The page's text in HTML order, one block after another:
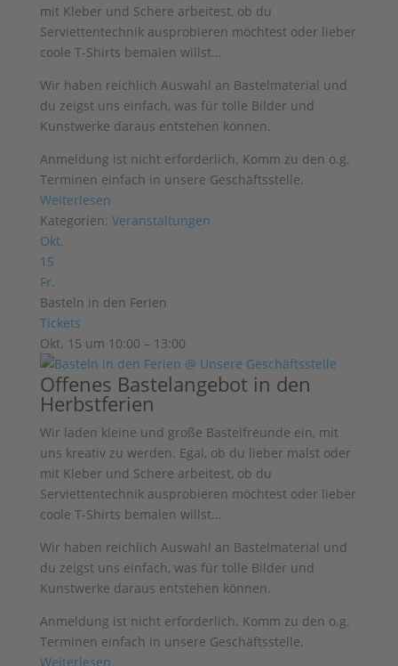
mit Kleber und Schere arbeitest, ob du
Serviettentechnik ausprobieren möchtest oder lieber
coole T-Shirts bemalen willst…
Wir haben reichlich Auswahl an Bastelmaterial und
du zeigst uns einfach, was für tolle Bilder und
Kunstwerke daraus entstehen können.
Anmeldung ist nicht erforderlich. Komm zu den o.g.
Terminen einfach in unsere Geschäftsstelle.
Weiterlesen
Kategorien: Veranstaltungen
Okt.
15
Fr.
Basteln in den Ferien
Tickets
Okt. 15 um 10:00 – 13:00
Offenes Bastelangebot in den
Herbstferien
Wir laden kleine und große Bastelfreunde ein, mit
uns kreativ zu werden. Egal, ob du lieber malst oder
mit Kleber und Schere arbeitest, ob du
Serviettentechnik ausprobieren möchtest oder lieber
coole T-Shirts bemalen willst…
Wir haben reichlich Auswahl an Bastelmaterial und
du zeigst uns einfach, was für tolle Bilder und
Kunstwerke daraus entstehen können.
Anmeldung ist nicht erforderlich. Komm zu den o.g.
Terminen einfach in unsere Geschäftsstelle.
Weiterlesen